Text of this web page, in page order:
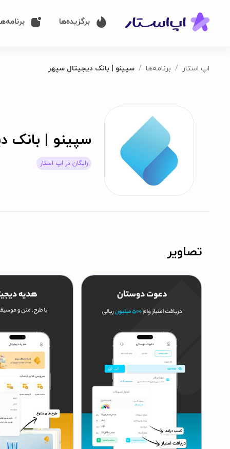
برگزیده‌ها
اپ استار برنامه‌ها سپینو | بانک دیجیتال سپهر
سپینو | بانک
رایگان در اپ استار
تصاویر